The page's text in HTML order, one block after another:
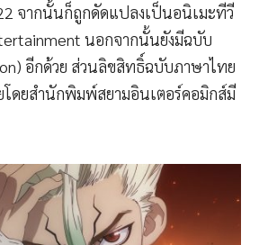
จากนั้นก็ถูกดัดแปลงเป็นอนิเมะทีวี
นอกจากนั้นยังมีฉบับ
อีกด้วย ส่วนลิขสิทธิ์ฉบับภาษาไทย
ดยสำนักพิมพ์สยามอินเตอร์คอมิกส์มี